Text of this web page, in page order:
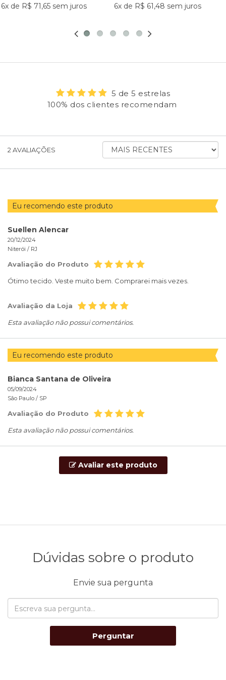
6x de R$ 71,65 sem juros 6x de R$ 61,48 sem juros
5 de 5 estrelas
100% dos clientes recomendam
2 AVALIAÇÕES
ORDENAR
AVALIAÇÕES
Eu recomendo este produto
Suellen Alencar
20/12/2024
Niterói / RJ
Avaliação do Produto
Ótimo tecido. Veste muito bem. Comprarei mais vezes.
Avaliação da Loja
Esta avaliação não possui comentários.
Eu recomendo este produto
Bianca Santana de Oliveira
05/09/2024
São Paulo / SP
Avaliação do Produto
Esta avaliação não possui comentários.
Avaliar este produto
Dúvidas sobre o produto
Envie sua pergunta
Perguntar